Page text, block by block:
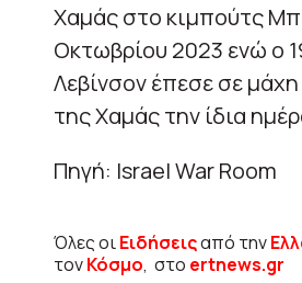
Χαμάς στο κιμπούτς
Οκτωβρίου 2023 ενώ o
Λεβίνσον έπεσε σε
της Χαμάς την ίδια
Πηγή: Israel War Room
Όλες οιΕιδήσειςαπό την
τονΚόσμο, στο ertnews.gr